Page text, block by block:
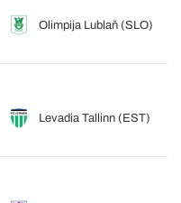
Olimpija Lublaň (SLO)
Levadia Tallinn (EST)